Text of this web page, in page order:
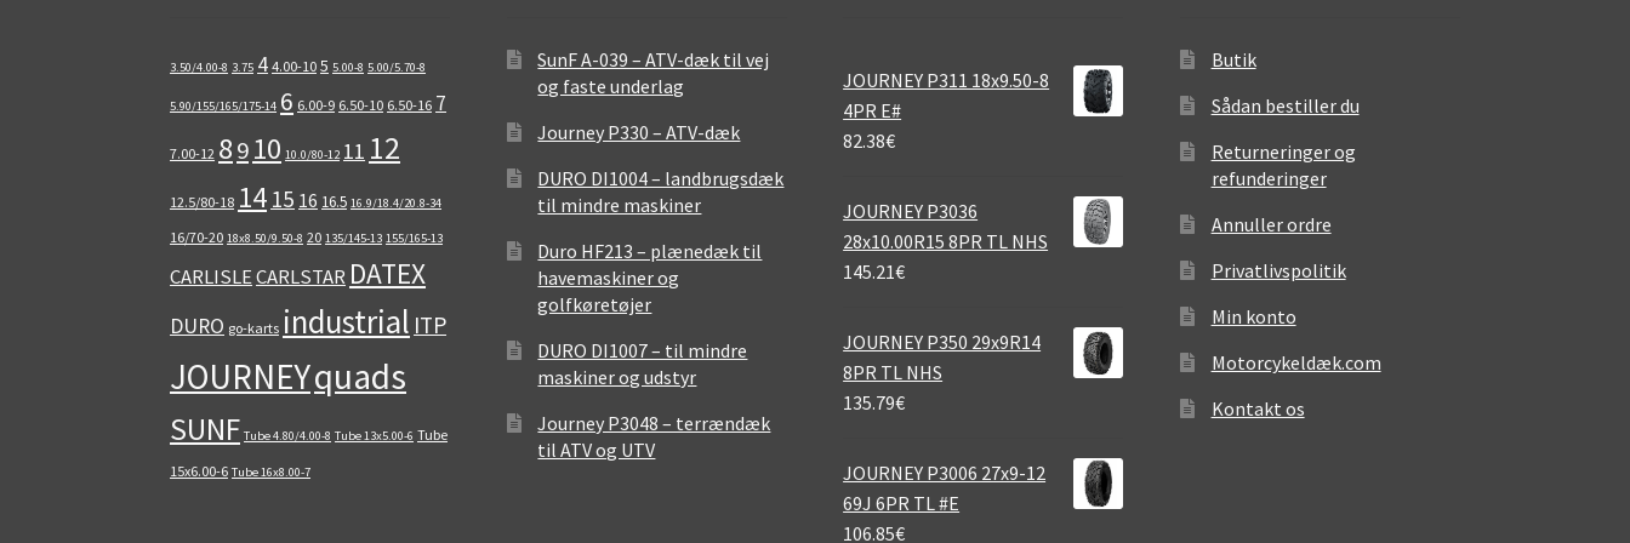
3.50/4.00-8 3.75 4 4.00-10 5 5.00-8 5.00/5.70-8
5.90/155/165/175-14 6 6.00-9 6.50-10 6.50-16 7
7.00-12 8910 10.0/80-12 11 12
12.5/80-18 14 15 16 16.5 16.9/18.4/20.8-34
16/70-20 18x8.50/9.50-8 20 135/145-13 155/165-13
CARLISLECARLSTAR DATEX
DURO go-karts industrial ITP
JOURNEYquads
SUNF Tube 4.80/4.00-8 Tube 13x5.00-6 Tube
15x6.00-6 Tube 16x8.00-7
SunF A-039 – ATV-dæk til vej
og faste underlag
Journey P330 – ATV-dæk
DURO DI1004 – landbrugsdæk
til mindre maskiner
Duro HF213 – plænedæk til
havemaskiner og
golfkøretøjer
DURO DI1007 – til mindre
maskiner og udstyr
Journey P3048 – terrændæk
til ATV og UTV
JOURNEY P311 18x9.50-8
4PR E#
82.38€
JOURNEY P3036
28x10.00R15 8PR TL NHS
145.21€
JOURNEY P350 29x9R14
8PR TL NHS
135.79€
JOURNEY P3006 27x9-12
69J 6PR TL #E
106.85€
Butik
Sådan bestiller du
Returneringer og
refunderinger
Annuller ordre
Privatlivspolitik
Min konto
Motorcykeldæk.com
Kontakt os